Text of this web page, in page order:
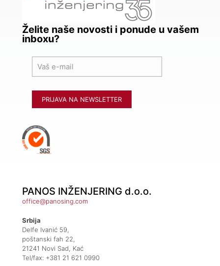
Želite naše novosti i ponude u vašem
inboxu?
PANOS INŽENJERING d.o.o.
office@panosing.com
Srbija
Delfe Ivanić 59,
poštanski fah 22,
21241 Novi Sad, Kać
Tel/fax: +381 21 621 0990